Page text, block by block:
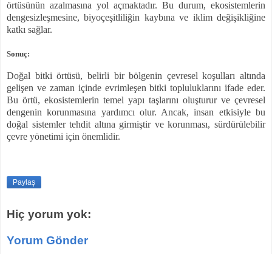
örtüsünün azalmasına yol açmaktadır. Bu durum, ekosistemlerin
dengesizleşmesine, biyoçeşitliliğin kaybına ve iklim değişikliğine
katkı sağlar.
Sonuç:
Doğal bitki örtüsü, belirli bir bölgenin çevresel koşulları altında
gelişen ve zaman içinde evrimleşen bitki topluluklarını ifade eder.
Bu örtü, ekosistemlerin temel yapı taşlarını oluşturur ve çevresel
dengenin korunmasına yardımcı olur. Ancak, insan etkisiyle bu
doğal sistemler tehdit altına girmiştir ve korunması, sürdürülebilir
çevre yönetimi için önemlidir.
Paylaş
Hiç yorum yok:
Yorum Gönder